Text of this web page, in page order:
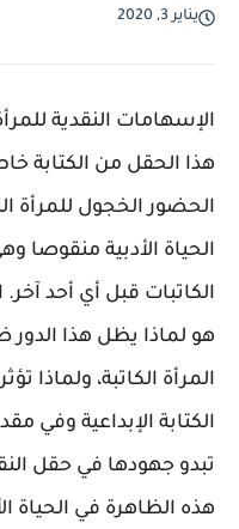
يناير 3, 2020
الإسهامات النقدية
هذا الحقل من الكتابة
الحضور الخجول للمرأة
الحياة الأدبية منقوصا
الكاتبات قبل أي أحد
هو لماذا يظل هذا الدور
المرأة الكاتبة، ولماذا
الكتابة الإبداعية وفي
تبدو جهودها في حقل
هذه الظاهرة في الحياة